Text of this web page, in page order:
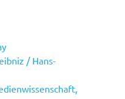
/ Hans-